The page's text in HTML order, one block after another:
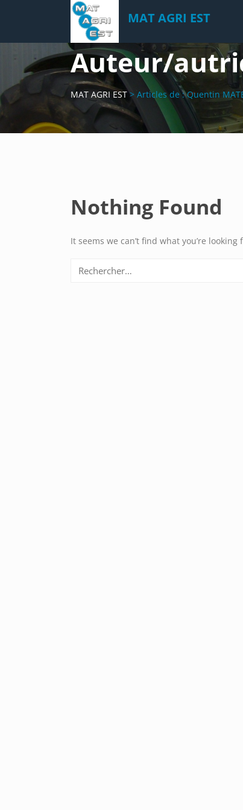
content
MAT AGRI EST
Auteur/
MAT AGRI EST> Articles de : Quentin
Nothing Found
It seems we can’t find what you’re
Rechercher :